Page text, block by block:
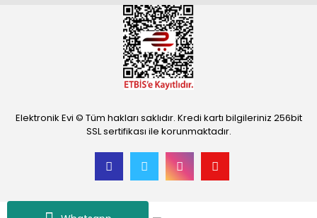
Elektronik Evi © Tüm hakları saklıdır. Kredi kartı bilgileriniz 256bit
SSL sertifikası ile korunmaktadır.